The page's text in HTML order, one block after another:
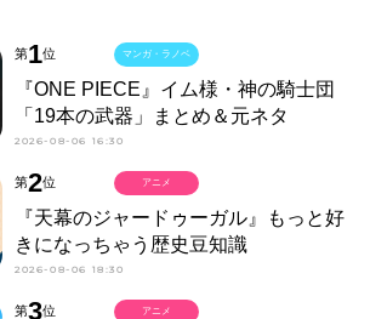
第1位
『ONE PIECE』イム様・神の騎士団
「19本の武器」まとめ＆元ネタ
2026-08-06 16:30
マンガ・ラノベ
第2位
『天幕のジャードゥーガル』もっと好
きになっちゃう歴史豆知識
2026-08-06 18:30
アニメ
第3位 アニメ